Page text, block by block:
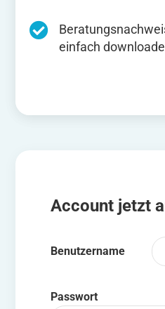
einfach
Account jetzt
Benutzername
Passwort